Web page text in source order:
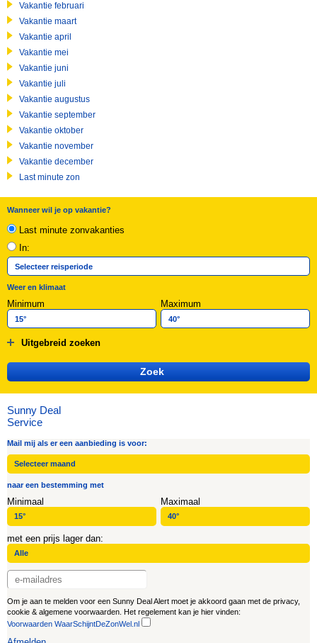
Vakantie februari
Vakantie maart
Vakantie april
Vakantie mei
Vakantie juni
Vakantie juli
Vakantie augustus
Vakantie september
Vakantie oktober
Vakantie november
Vakantie december
Last minute zon
Wanneer wil je op vakantie?
Last minute zonvakanties
In:
Weer en klimaat
Minimum Maximum
Uitgebreid zoeken
Sunny Deal
Service
Mail mij als er een aanbieding is voor:
naar een bestemming met
Minimaal Maximaal
met een prijs lager dan:
Om je aan te melden voor een Sunny Deal Alert moet je akkoord gaan met de privacy,
cookie & algemene voorwaarden. Het regelement kan je hier vinden:
Voorwaarden WaarSchijntDeZonWel.nl